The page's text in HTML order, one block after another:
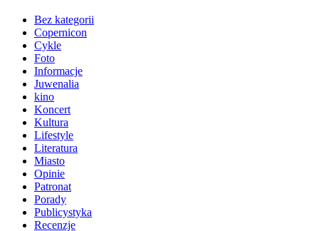
Bez kategorii
Copernicon
Cykle
Foto
Informacje
Juwenalia
kino
Koncert
Kultura
Lifestyle
Literatura
Miasto
Opinie
Patronat
Porady
Publicystyka
Recenzje